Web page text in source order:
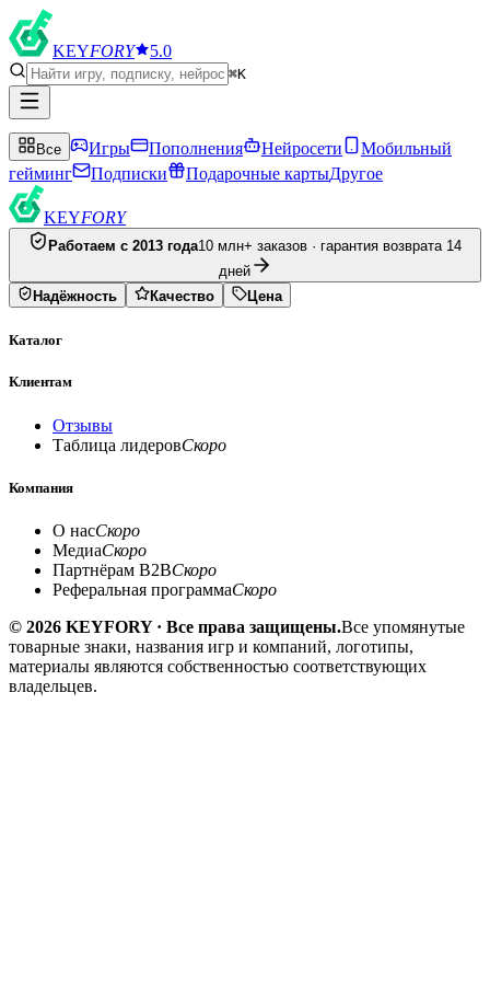
KEYFORY 5.0
⌘K
Все Игры Пополнения Нейросети
Мобильный
гейминг
Подписки Подарочные картыДругое
KEYFORY
Работаем с 2013 года10 млн+ заказов · гарантия возврата 14
дней
Надёжность
Качество Цена
Каталог
Клиентам
Отзывы
Таблица лидеровСкоро
Компания
О насСкоро
МедиаСкоро
Партнёрам B2BСкоро
Реферальная программаСкоро
© 2026 KEYFORY · Все права защищены.Все упомянутые
товарные знаки, названия игр и компаний, логотипы,
материалы являются собственностью соответствующих
владельцев.